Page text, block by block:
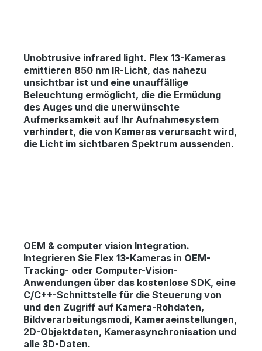
Unobtrusive infrared light. Flex 13-Kameras
emittieren 850 nm IR-Licht, das nahezu
unsichtbar ist und eine unauffällige
Beleuchtung ermöglicht, die die Ermüdung
des Auges und die unerwünschte
Aufmerksamkeit auf Ihr Aufnahmesystem
verhindert, die von Kameras verursacht wird,
die Licht im sichtbaren Spektrum aussenden.
OEM & computer vision Integration.
Integrieren Sie Flex 13-Kameras in OEM-
Tracking- oder Computer-Vision-
Anwendungen über das kostenlose SDK, eine
C/C++-Schnittstelle für die Steuerung von
und den Zugriff auf Kamera-Rohdaten,
Bildverarbeitungsmodi, Kameraeinstellungen,
2D-Objektdaten, Kamerasynchronisation und
alle 3D-Daten.